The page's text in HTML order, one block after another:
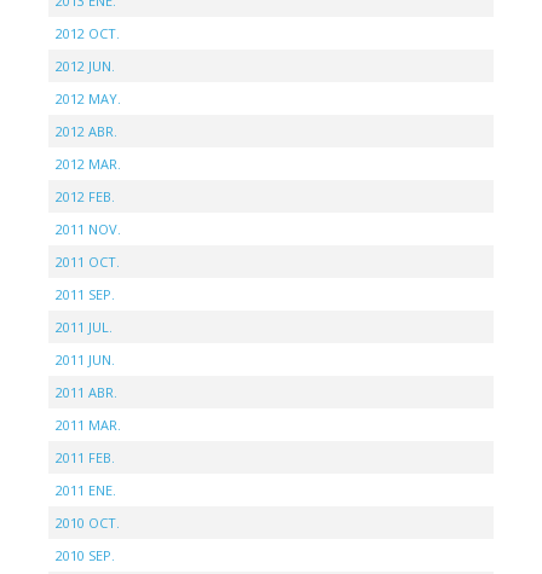
2012 OCT.
2012 JUN.
2012 MAY.
2012 ABR.
2012 MAR.
2012 FEB.
2011 NOV.
2011 OCT.
2011 SEP.
2011 JUL.
2011 JUN.
2011 ABR.
2011 MAR.
2011 FEB.
2011 ENE.
2010 OCT.
2010 SEP.